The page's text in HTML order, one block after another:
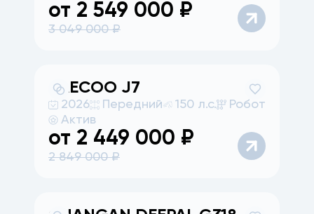
от 2 549 000 ₽
3 049 000₽
JAECOO J7
2026 Передний 150 л.с.
Робот
Актив
от 2 449 000 ₽
2 849 000₽